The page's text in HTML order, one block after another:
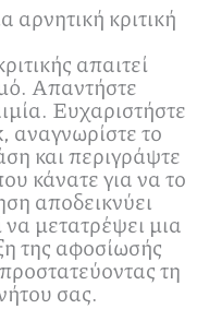
κριτική
απαιτεί
Απαντήστε
Ευχαριστήστε
αναγνωρίστε το
και περιγράψτε
κάνατε για να το
αποδεικνύει
να μετατρέψει μια
της αφοσίωσής
τη
σας.